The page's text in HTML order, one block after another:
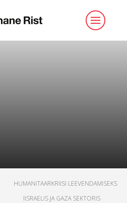
HUMANITAARKRIISI LEEVENDAMISEKS
IISRAELIS JA GAZA SEKTORIS